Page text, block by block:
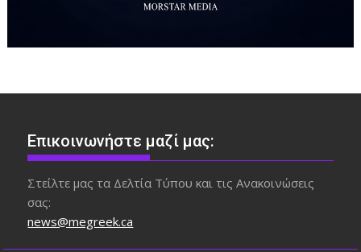
Επικοινωνήστε μαζί μας:
Στείλτε μας τα Δελτία Τύπου και τις Ανακοινώσεις
σας:
news@megreek.ca